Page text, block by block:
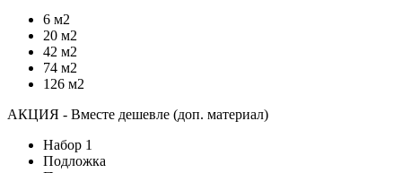
6 м2
20 м2
42 м2
74 м2
126 м2
АКЦИЯ - Вместе дешевле (доп. материал)
Набор 1
Подложка